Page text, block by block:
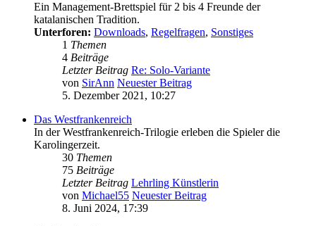
Ein Management-Brettspiel für 2 bis 4 Freunde der
katalanischen Tradition.
Unterforen: Downloads, Regelfragen, Sonstiges
1 Themen
4 Beiträge
Letzter Beitrag Re: Solo-Variante
von SirAnn Neuester Beitrag
5. Dezember 2021, 10:27
Das Westfrankenreich
In der Westfrankenreich-Trilogie erleben die Spieler die
Karolingerzeit.
30 Themen
75 Beiträge
Letzter Beitrag Lehrling Künstlerin
von Michael55 Neuester Beitrag
8. Juni 2024, 17:39